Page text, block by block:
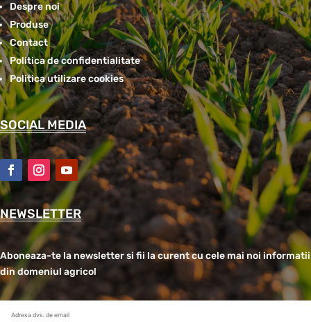
Despre noi
Produse
Contact
Politica de confidentialitate
Politica utilizare cookies
SOCIAL MEDIA
NEWSLETTER
Aboneaza-te la newsletter si fii la curent cu cele mai noi informatii
din domeniul agricol